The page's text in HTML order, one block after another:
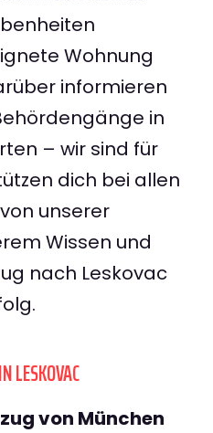
Wohnung
informieren
in
– wir sind für
dich bei allen
unserer
Wissen und
nach Leskovac
LESKOVAC
von München